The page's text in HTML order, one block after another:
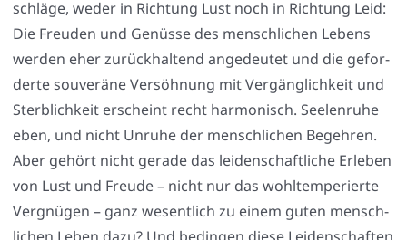
schlä­ge, weder in Rich­tung Lust noch in Rich­tung Leid:
Die Freu­den und Genüs­se des mensch­li­chen Lebens
wer­den eher zurück­hal­tend ange­deu­tet und die gefor­
der­te sou­ve­rä­ne Ver­söh­nung mit Ver­gäng­lich­keit und
Sterb­lich­keit erscheint recht har­mo­nisch. See­len­ru­he
eben, und nicht Unru­he der mensch­li­chen Begeh­ren.
Aber gehört nicht gera­de das lei­den­schaft­li­che Erle­ben
von Lust und Freu­de – nicht nur das wohl­tem­pe­rier­te
Ver­gnü­gen – ganz wesent­lich zu einem guten mensch­